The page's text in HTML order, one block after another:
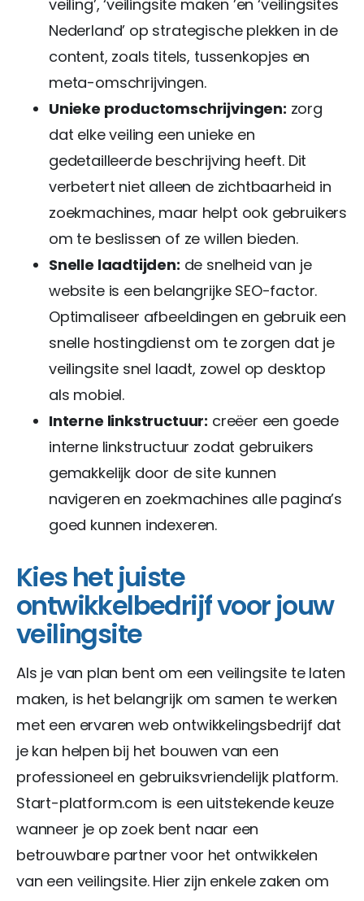
veiling’, ‘veilingsite maken ’en ‘veilingsites
Nederland’ op strategische plekken in de
content, zoals titels, tussenkopjes en
meta-omschrijvingen.
Unieke productomschrijvingen: zorg
dat elke veiling een unieke en
gedetailleerde beschrijving heeft. Dit
verbetert niet alleen de zichtbaarheid in
zoekmachines, maar helpt ook gebruikers
om te beslissen of ze willen bieden.
Snelle laadtijden: de snelheid van je
website is een belangrijke SEO-factor.
Optimaliseer afbeeldingen en gebruik een
snelle hostingdienst om te zorgen dat je
veilingsite snel laadt, zowel op desktop
als mobiel.
Interne linkstructuur: creëer een goede
interne linkstructuur zodat gebruikers
gemakkelijk door de site kunnen
navigeren en zoekmachines alle pagina’s
goed kunnen indexeren.
Kies het juiste
ontwikkelbedrijf voor jouw
veilingsite
Als je van plan bent om een veilingsite te laten
maken, is het belangrijk om samen te werken
met een ervaren web ontwikkelingsbedrijf dat
je kan helpen bij het bouwen van een
professioneel en gebruiksvriendelijk platform.
Start-platform.com is een uitstekende keuze
wanneer je op zoek bent naar een
betrouwbare partner voor het ontwikkelen
van een veilingsite. Hier zijn enkele zaken om